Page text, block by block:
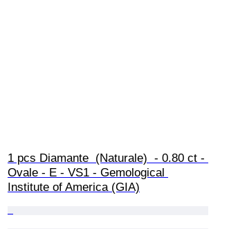
1 pcs Diamante  (Naturale)  - 0.80 ct -
Ovale - E - VS1 - Gemological
Institute of America (GIA)